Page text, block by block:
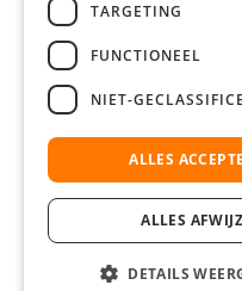
TARGETING
FUNCTIONEEL
NIET-
ALLES
ALLES
DETAILS